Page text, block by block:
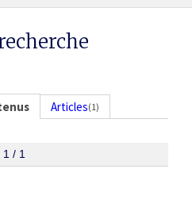
Articles(1)
1 / 1